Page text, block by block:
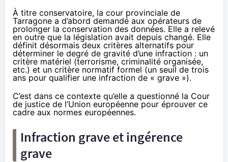
À titre conservatoire, la cour provinciale de
Tarragone a d’abord demandé aux opérateurs de
prolonger la conservation des données. Elle a relevé
en outre que la législation avait depuis changé. Elle
définit désormais deux critères alternatifs pour
déterminer le degré de gravité d’une infraction : un
critère matériel (terrorisme, criminalité organisée,
etc.) et un critère normatif formel (un seuil de trois
ans pour qualifier une infraction de « grave »).
C’est dans ce contexte qu’elle a questionné la Cour
de justice de l’Union européenne pour éprouver ce
cadre aux normes européennes.
Infraction grave et ingérence
grave